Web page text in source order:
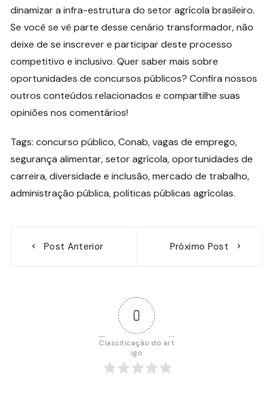
dinamizar a infra-estrutura do setor agrícola brasileiro.
Se você se vê parte desse cenário transformador, não
deixe de se inscrever e participar deste processo
competitivo e inclusivo. Quer saber mais sobre
oportunidades de concursos públicos? Confira nossos
outros conteúdos relacionados e compartilhe suas
opiniões nos comentários!
Tags: concurso público, Conab, vagas de emprego,
segurança alimentar, setor agrícola, oportunidades de
carreira, diversidade e inclusão, mercado de trabalho,
administração pública, políticas públicas agrícolas.
Post Anterior Próximo Post
0
Classificação do art
igo